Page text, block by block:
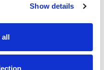
Show details
all